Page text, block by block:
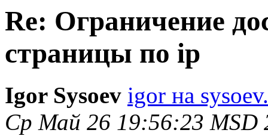
Re: Ограничение
страницы по ip
Igor Sysoev igor на
Ср Май 26 19:56:23 MSD